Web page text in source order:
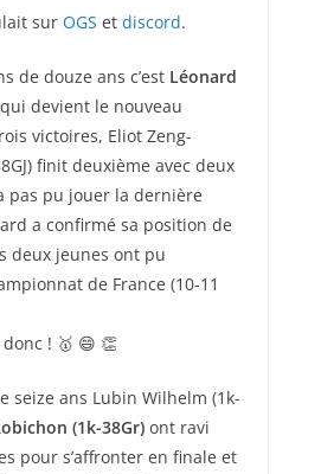
sur OGS et discord.
de douze ans c’est Léonard
devient le nouveau
victoires, Eliot Zeng-
finit deuxième avec deux
pas pu jouer la dernière
a confirmé sa position de
deux jeunes ont pu
de France (10-11
donc ! 🥇 😄 👏
seize ans Lubin Wilhelm (1k-
(1k-38Gr)ont ravi
pour s’affronter en finale et